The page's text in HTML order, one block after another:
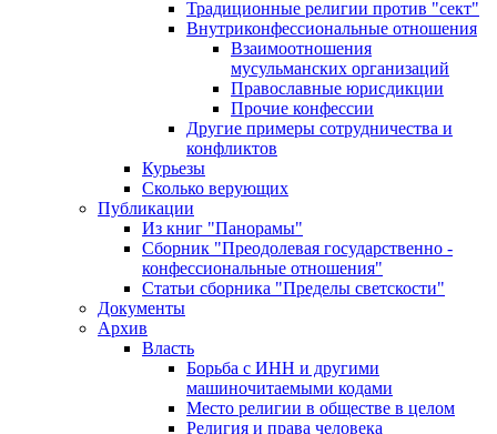
Традиционные религии против "сект"
Внутриконфессиональные отношения
Взаимоотношения
мусульманских организаций
Православные юрисдикции
Прочие конфессии
Другие примеры сотрудничества и
конфликтов
Курьезы
Сколько верующих
Публикации
Из книг "Панорамы"
Сборник "Преодолевая государственно -
конфессиональные отношения"
Статьи сборника "Пределы светскости"
Документы
Архив
Власть
Борьба с ИНН и другими
машиночитаемыми кодами
Место религии в обществе в целом
Религия и права человека